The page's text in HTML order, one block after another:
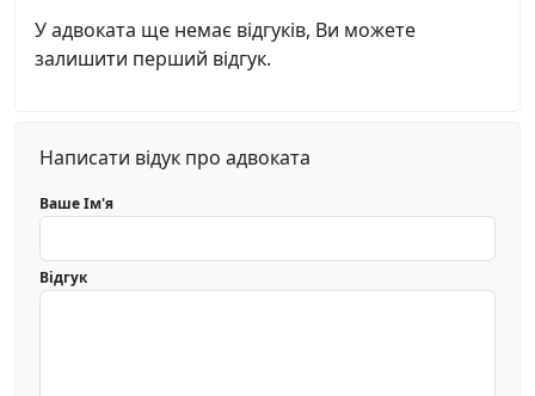
У адвоката ще немає відгуків, Ви можете
залишити перший відгук.
Написати відук про адвоката
Ваше Ім'я
Відгук